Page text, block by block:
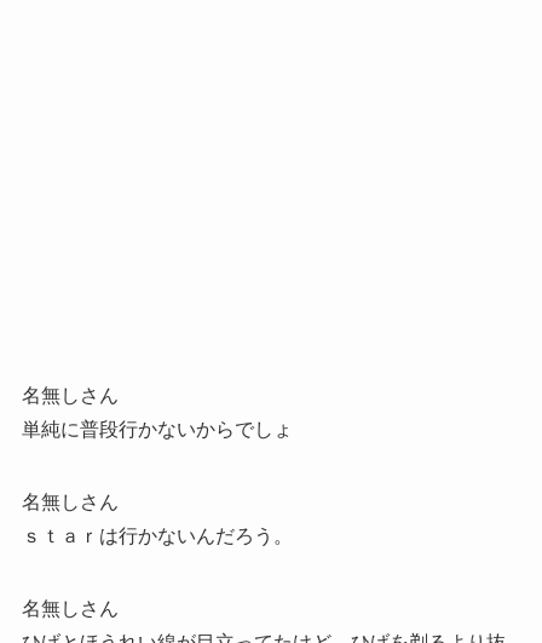
名無しさん
単純に普段行かないからでしょ
名無しさん
ｓｔａｒは行かないんだろう。
名無しさん